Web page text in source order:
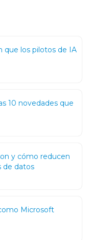
que los pilotos de IA
10 novedades que
y cómo reducen
de datos
Microsoft